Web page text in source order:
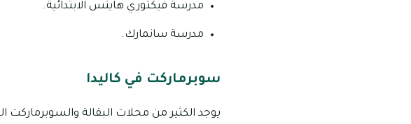
مدرسة فيكتوري هايتس الابتدائية.
مدرسة سانمارك.
سوبرماركت في كاليدا